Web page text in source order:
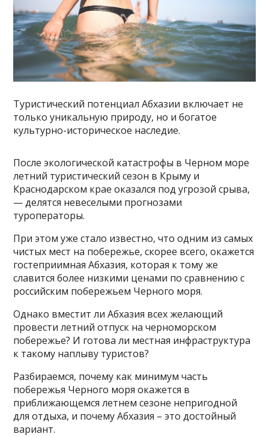
Туристический потенциал Абхазии включает не
только уникальную природу, но и богатое
культурно-историческое наследие.
После экологической катастрофы в Черном море
летний туристический сезон в Крыму и
Краснодарском крае оказался под угрозой срыва,
— делятся невеселыми прогнозами
туроператоры.
При этом уже стало известно, что одним из самых
чистых мест на побережье, скорее всего, окажется
гостеприимная Абхазия, которая к тому же
славится более низкими ценами по сравнению с
российским побережьем Черного моря.
Однако вместит ли Абхазия всех желающий
провести летний отпуск на черноморском
побережье? И готова ли местная инфраструктура
к такому наплыву туристов?
Разбираемся, почему как минимум часть
побережья Черного моря окажется в
приближающемся летнем сезоне непригодной
для отдыха, и почему Абхазия – это достойный
вариант.